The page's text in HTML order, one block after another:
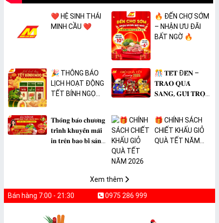
❤️ HỆ SINH THÁI
MINH CẦU ❤️
🔥 ĐẾN CHỢ SỚM
– NHẬN ƯU ĐÃI
BẤT NGỜ 🔥
🎉 THÔNG BÁO
LỊCH HOẠT ĐỘNG
TẾT BÍNH NGỌ
🎊 𝐓𝐄̂́𝐓 Đ𝐄̂́𝐍 –
𝐓𝐑𝐀𝐎 𝐐𝐔𝐀̀
𝐒𝐀𝐍𝐆, 𝐆𝐔̛̉𝐈 𝐓𝐑𝐎̣𝐍
𝐓𝐡𝐨̂𝐧𝐠 𝐛𝐚́𝐨 𝐜𝐡𝐮̛𝐨̛𝐧𝐠
𝐭𝐫𝐢̀𝐧𝐡 𝐤𝐡𝐮𝐲𝐞̂́𝐧 𝐦𝐚̃𝐢
𝐢𝐧 𝐭𝐫𝐞̂𝐧 𝐛𝐚𝐨 𝐛𝐢̀ 𝐬𝐚̉𝐧
🎁 CHÍNH SÁCH
CHIẾT KHẤU GIỎ
QUÀ TẾT NĂM
Xem thêm
Bán hàng 7:00 - 21:30 0975 286 999